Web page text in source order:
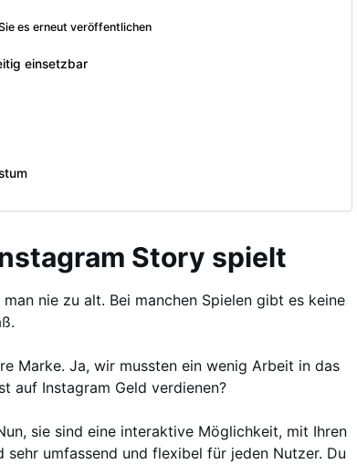
es erneut veröffentlichen
einsetzbar
Story spielt
nie zu alt. Bei manchen Spielen gibt es keine
Marke. Ja, wir mussten ein wenig Arbeit in das
auf Instagram Geld verdienen?
sie sind eine interaktive Möglichkeit, mit Ihren
umfassend und flexibel für jeden Nutzer. Du